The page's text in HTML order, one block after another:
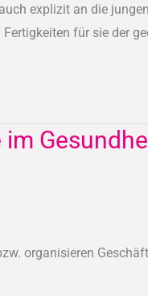
explizit an die
für sie der
organisieren